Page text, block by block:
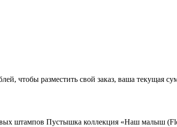
чтобы разместить свой заказ, ваша текущая
штампов Пустышка коллекция «Наш малыш